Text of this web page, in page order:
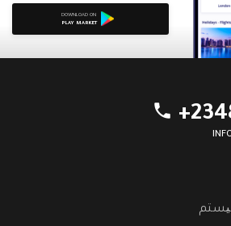
DOWNLOAD ON
PLAY MARKET
phone